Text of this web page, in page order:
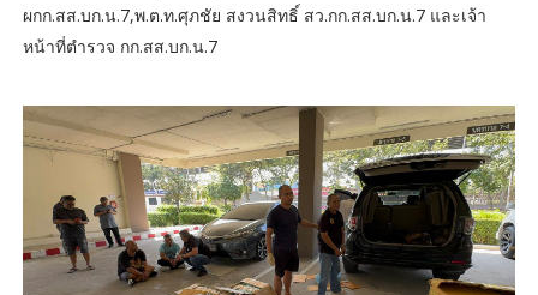
ผกก.สส.บก.น.7,พ.ต.ท.ศุภชัย สงวนสิทธิ์ สว.กก.สส.บก.น.7 และเจ้า
หน้าที่ตำรวจ กก.สส.บก.น.7